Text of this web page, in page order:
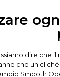
dire che il
che un
Smooth